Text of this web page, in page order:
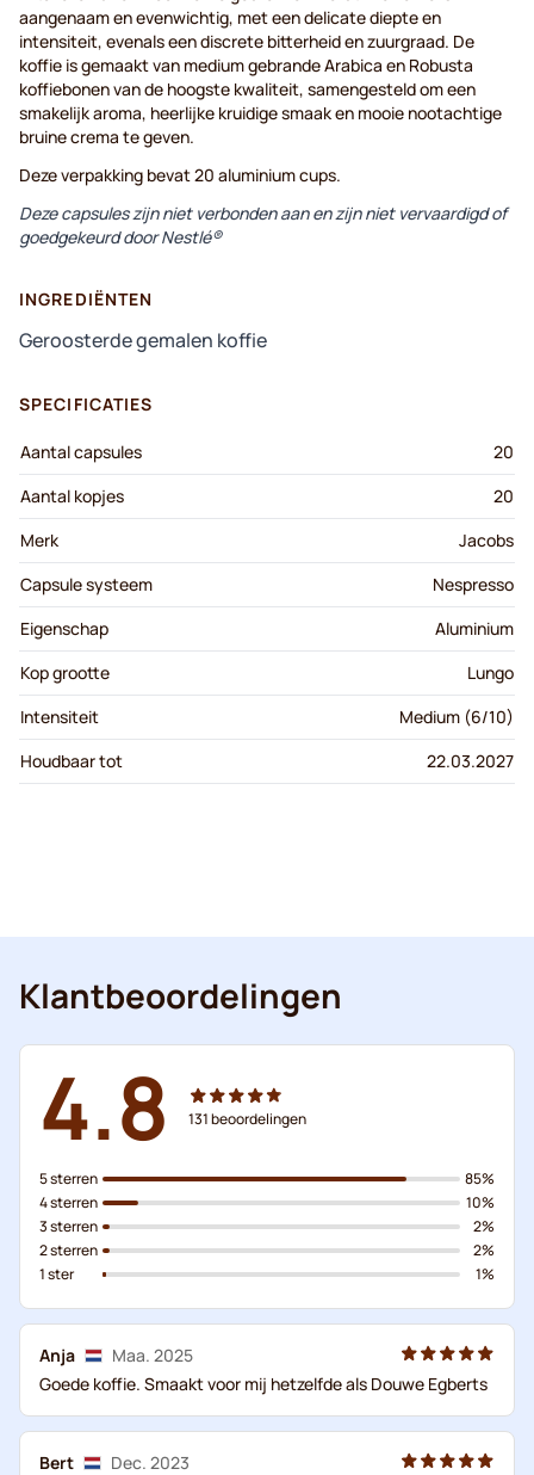
aangenaam en evenwichtig, met een delicate diepte en
intensiteit, evenals een discrete bitterheid en zuurgraad. De
koffie is gemaakt van medium gebrande Arabica en Robusta
koffiebonen van de hoogste kwaliteit, samengesteld om een ​​
smakelijk aroma, heerlijke kruidige smaak en mooie nootachtige
bruine crema te geven.
Deze verpakking bevat 20 aluminium cups.
Deze capsules zijn niet verbonden aan en zijn niet vervaardigd of
goedgekeurd door Nestlé®
INGREDIËNTEN
Geroosterde gemalen koffie
SPECIFICATIES
Aantal capsules
20
Aantal kopjes
20
Merk
Jacobs
Capsule systeem
Nespresso
Eigenschap
Aluminium
Kop grootte
Lungo
Intensiteit
Medium (6/10)
Houdbaar tot
22.03.2027
Klantbeoordelingen
4.8 131beoordelingen
5 sterren
4 sterren
3 sterren
2 sterren
1 ster
85%
10%
2%
2%
1%
Anja
Maa. 2025
Goede koffie. Smaakt voor mij hetzelfde als Douwe Egberts
Bert
Dec. 2023